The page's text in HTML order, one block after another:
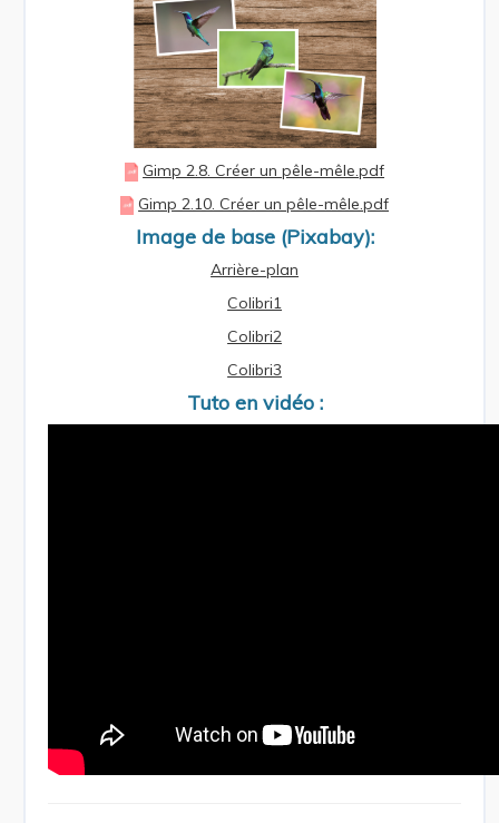
Gimp 2.8. Créer un pêle-mêle.pdf
Gimp 2.10. Créer un pêle-mêle.pdf
Image de base (Pixabay):
Arrière-plan
Colibri1
Colibri2
Colibri3
Tuto en vidéo :